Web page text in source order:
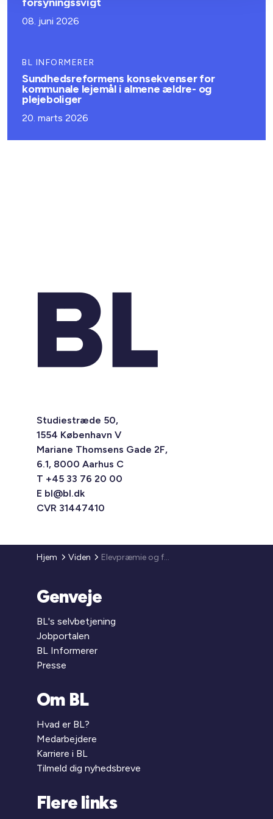
08. juni 2026
BL INFORMERER
Sundhedsreformens konsekvenser for
kommunale lejemål i almene ældre- og
plejeboliger
20. marts 2026
Studiestræde 50,
1554 København V
Mariane Thomsens Gade 2F,
6.1, 8000 Aarhus C
T +45 33 76 20 00
E bl@bl.dk
CVR 31447410
Hjem Viden Elevpræmie og forsikring uden autorisation
Genveje
BL's selvbetjening
Jobportalen
BL Informerer
Presse
Om BL
Hvad er BL?
Medarbejdere
Karriere i BL
Tilmeld dig nyhedsbreve
Flere links